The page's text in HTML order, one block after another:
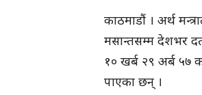
काठमाडौं । अर्थ
मसान्तसम्म देशभर
१० खर्ब २९ अर्ब ५७
पाएका छन् ।